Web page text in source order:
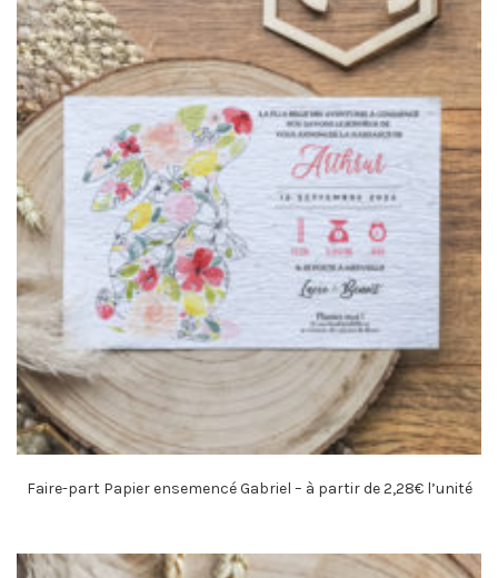
Faire-part Papier ensemencé Gabriel – à partir de 2,28€ l’unité